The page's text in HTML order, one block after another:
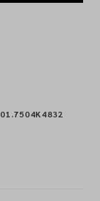
01.7504K4832